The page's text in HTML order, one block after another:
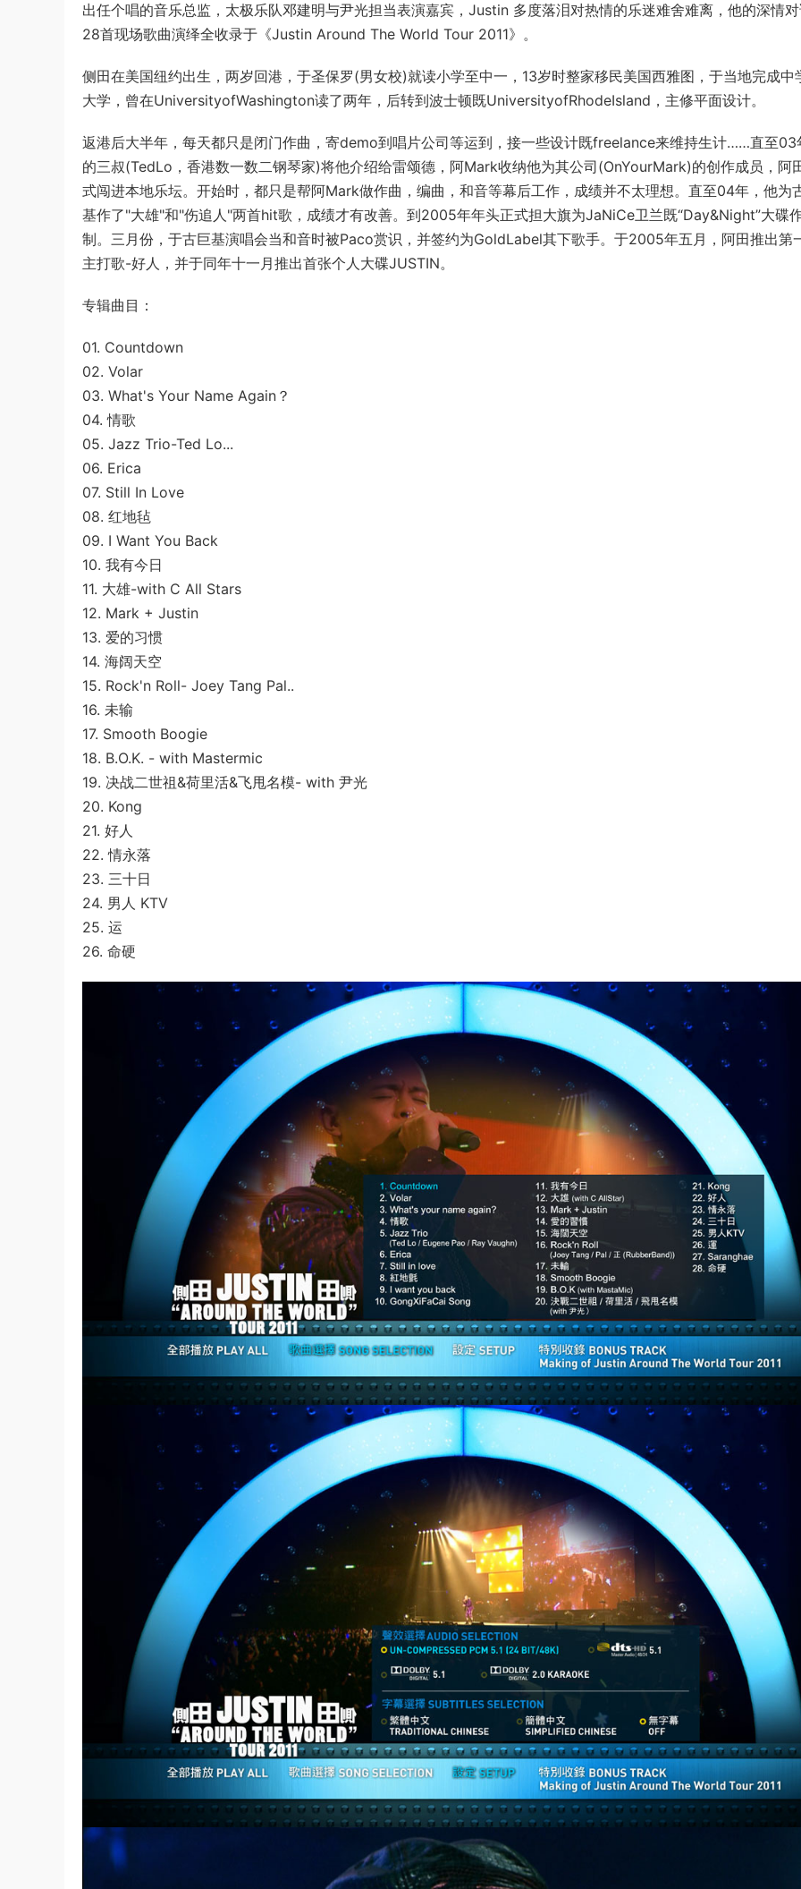
出任个唱的音乐总监，太极乐队邓建明与尹光担当表演嘉宾，Justin 多度落泪对热情的乐迷难舍难离，他的深情
28首现场歌曲演绎全收录于《Justin Around The World Tour 2011》。
侧田在美国纽约出生，两岁回港，于圣保罗(男女校)就读小学至中一，13岁时整家移民美国西雅图，于当地完成中
大学，曾在UniversityofWashington读了两年，后转到波士顿既UniversityofRhodeIsland，主修平面设计。
返港后大半年，每天都只是闭门作曲，寄demo到唱片公司等运到，接一些设计既freelance来维持生计……直至03
的三叔(TedLo，香港数一数二钢琴家)将他介绍给雷颂德，阿Mark收纳他为其公司(OnYourMark)的创作成员，阿
式闯进本地乐坛。开始时，都只是帮阿Mark做作曲，编曲，和音等幕后工作，成绩并不太理想。直至04年，他为
基作了"大雄"和"伤追人"两首hit歌，成绩才有改善。到2005年年头正式担大旗为JaNiCe卫兰既“Day&Night”大碟
制。三月份，于古巨基演唱会当和音时被Paco赏识，并签约为GoldLabel其下歌手。于2005年五月，阿田推出第
主打歌-好人，并于同年十一月推出首张个人大碟JUSTIN。
专辑曲目：
01. Countdown
02. Volar
03. What's Your Name Again？
04. 情歌
05. Jazz Trio-Ted Lo...
06. Erica
07. Still In Love
08. 红地毡
09. I Want You Back
10. 我有今日
11. 大雄-with C All Stars
12. Mark + Justin
13. 爱的习惯
14. 海阔天空
15. Rock'n Roll- Joey Tang Pal..
16. 未输
17. Smooth Boogie
18. B.O.K. - with Mastermic
19. 决战二世祖&荷里活&飞甩名模- with 尹光
20. Kong
21. 好人
22. 情永落
23. 三十日
24. 男人 KTV
25. 运
26. 命硬